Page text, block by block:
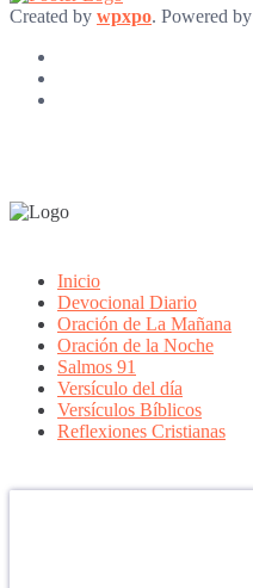
Created by wpxpo. Powered by
Inicio
Devocional Diario
Oración de La Mañana
Oración de la Noche
Salmos 91
Versículo del día
Versículos Bíblicos
Reflexiones Cristianas